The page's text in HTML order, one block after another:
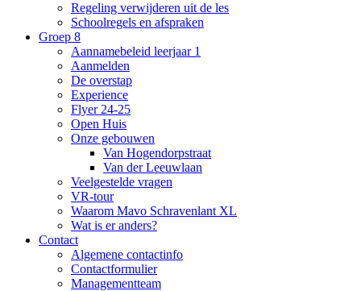
Regeling verwijderen uit de les
Schoolregels en afspraken
Groep 8
Aannamebeleid leerjaar 1
Aanmelden
De overstap
Experience
Flyer 24-25
Open Huis
Onze gebouwen
Van Hogendorpstraat
Van der Leeuwlaan
Veelgestelde vragen
VR-tour
Waarom Mavo Schravenlant XL
Wat is er anders?
Contact
Algemene contactinfo
Contactformulier
Managementteam